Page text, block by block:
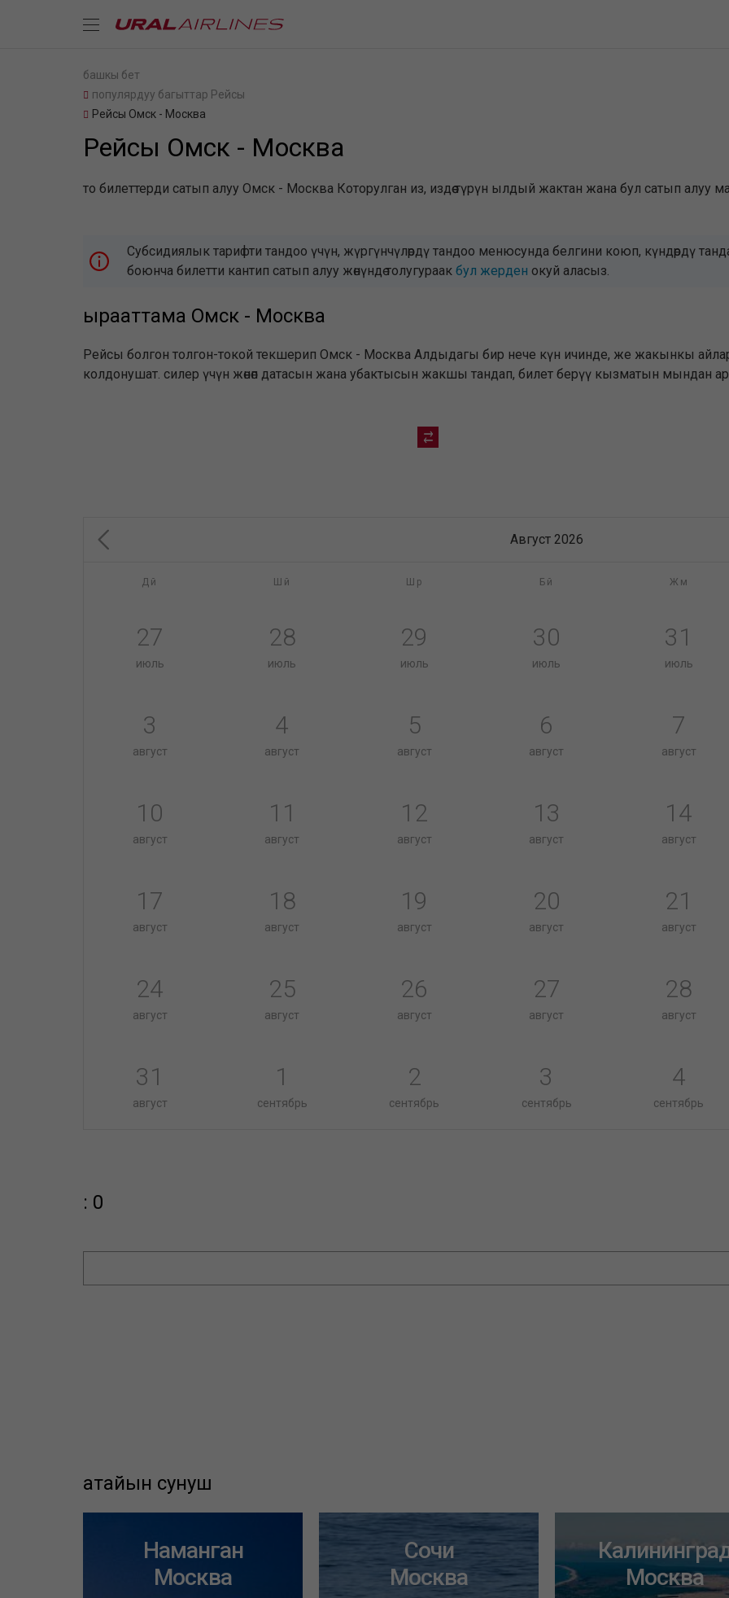
башкы бет
популярдуу багыттар Рейсы
Рейсы Омск - Москва
Рейсы Омск - Москва
то билеттерди сатып алуу Омск - Москва Которулган из, издөө түрүн ылдый жактан жана бул сатып алуу
Субсидиялык тарифти тандоо үчүн, жүргүнчүлөрдү тандоо менюсунда белгини коюп, күндөрдү
боюнча билетти кантип сатып алуу жөнүндө толугураак бул жерден окуй аласыз.
ырааттама Омск - Москва
Рейсы болгон толгон-токой текшерип Омск - Москва Алдыдагы бир нече күн ичинде, же жакынкы
колдонушат. силер үчүн жөнөп датасын жана убактысын жакшы тандап, билет берүү кызматын мындан
Август 2026
Дй Шй Шр Бй Жм
27
июль
28
июль
29
июль
30
июль
31
июль
3
август
4
август
5
август
6
август
7
август
10
август
11
август
12
август
13
август
14
август
17
август
18
август
19
август
20
август
21
август
24
август
25
август
26
август
27
август
28
август
31
август
1
сентябрь
2
сентябрь
3
сентябрь
4
сентябрь
: 0
атайын сунуш
Наманган
Москва
Сочи
Москва
Москва